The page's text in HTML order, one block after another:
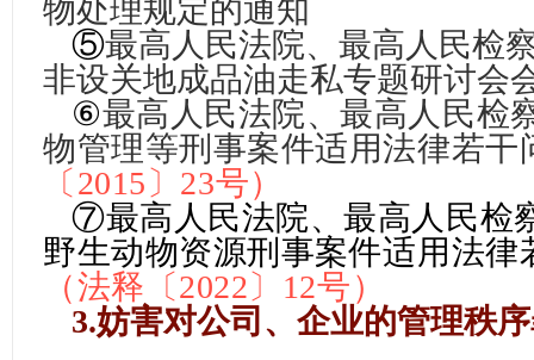
物处理规定的通知
⑤最高人民法院、最高人民检
非设关地成品油走私专题研讨会
⑥最高人民法院、最高人民检
物管理等刑事案件适用法律若干
〔2015〕23号）
⑦最高人民法院、最高人民检
野生动物资源刑事案件适用法律
（法释〔2022〕12号）
3.妨害对公司、企业的管理秩